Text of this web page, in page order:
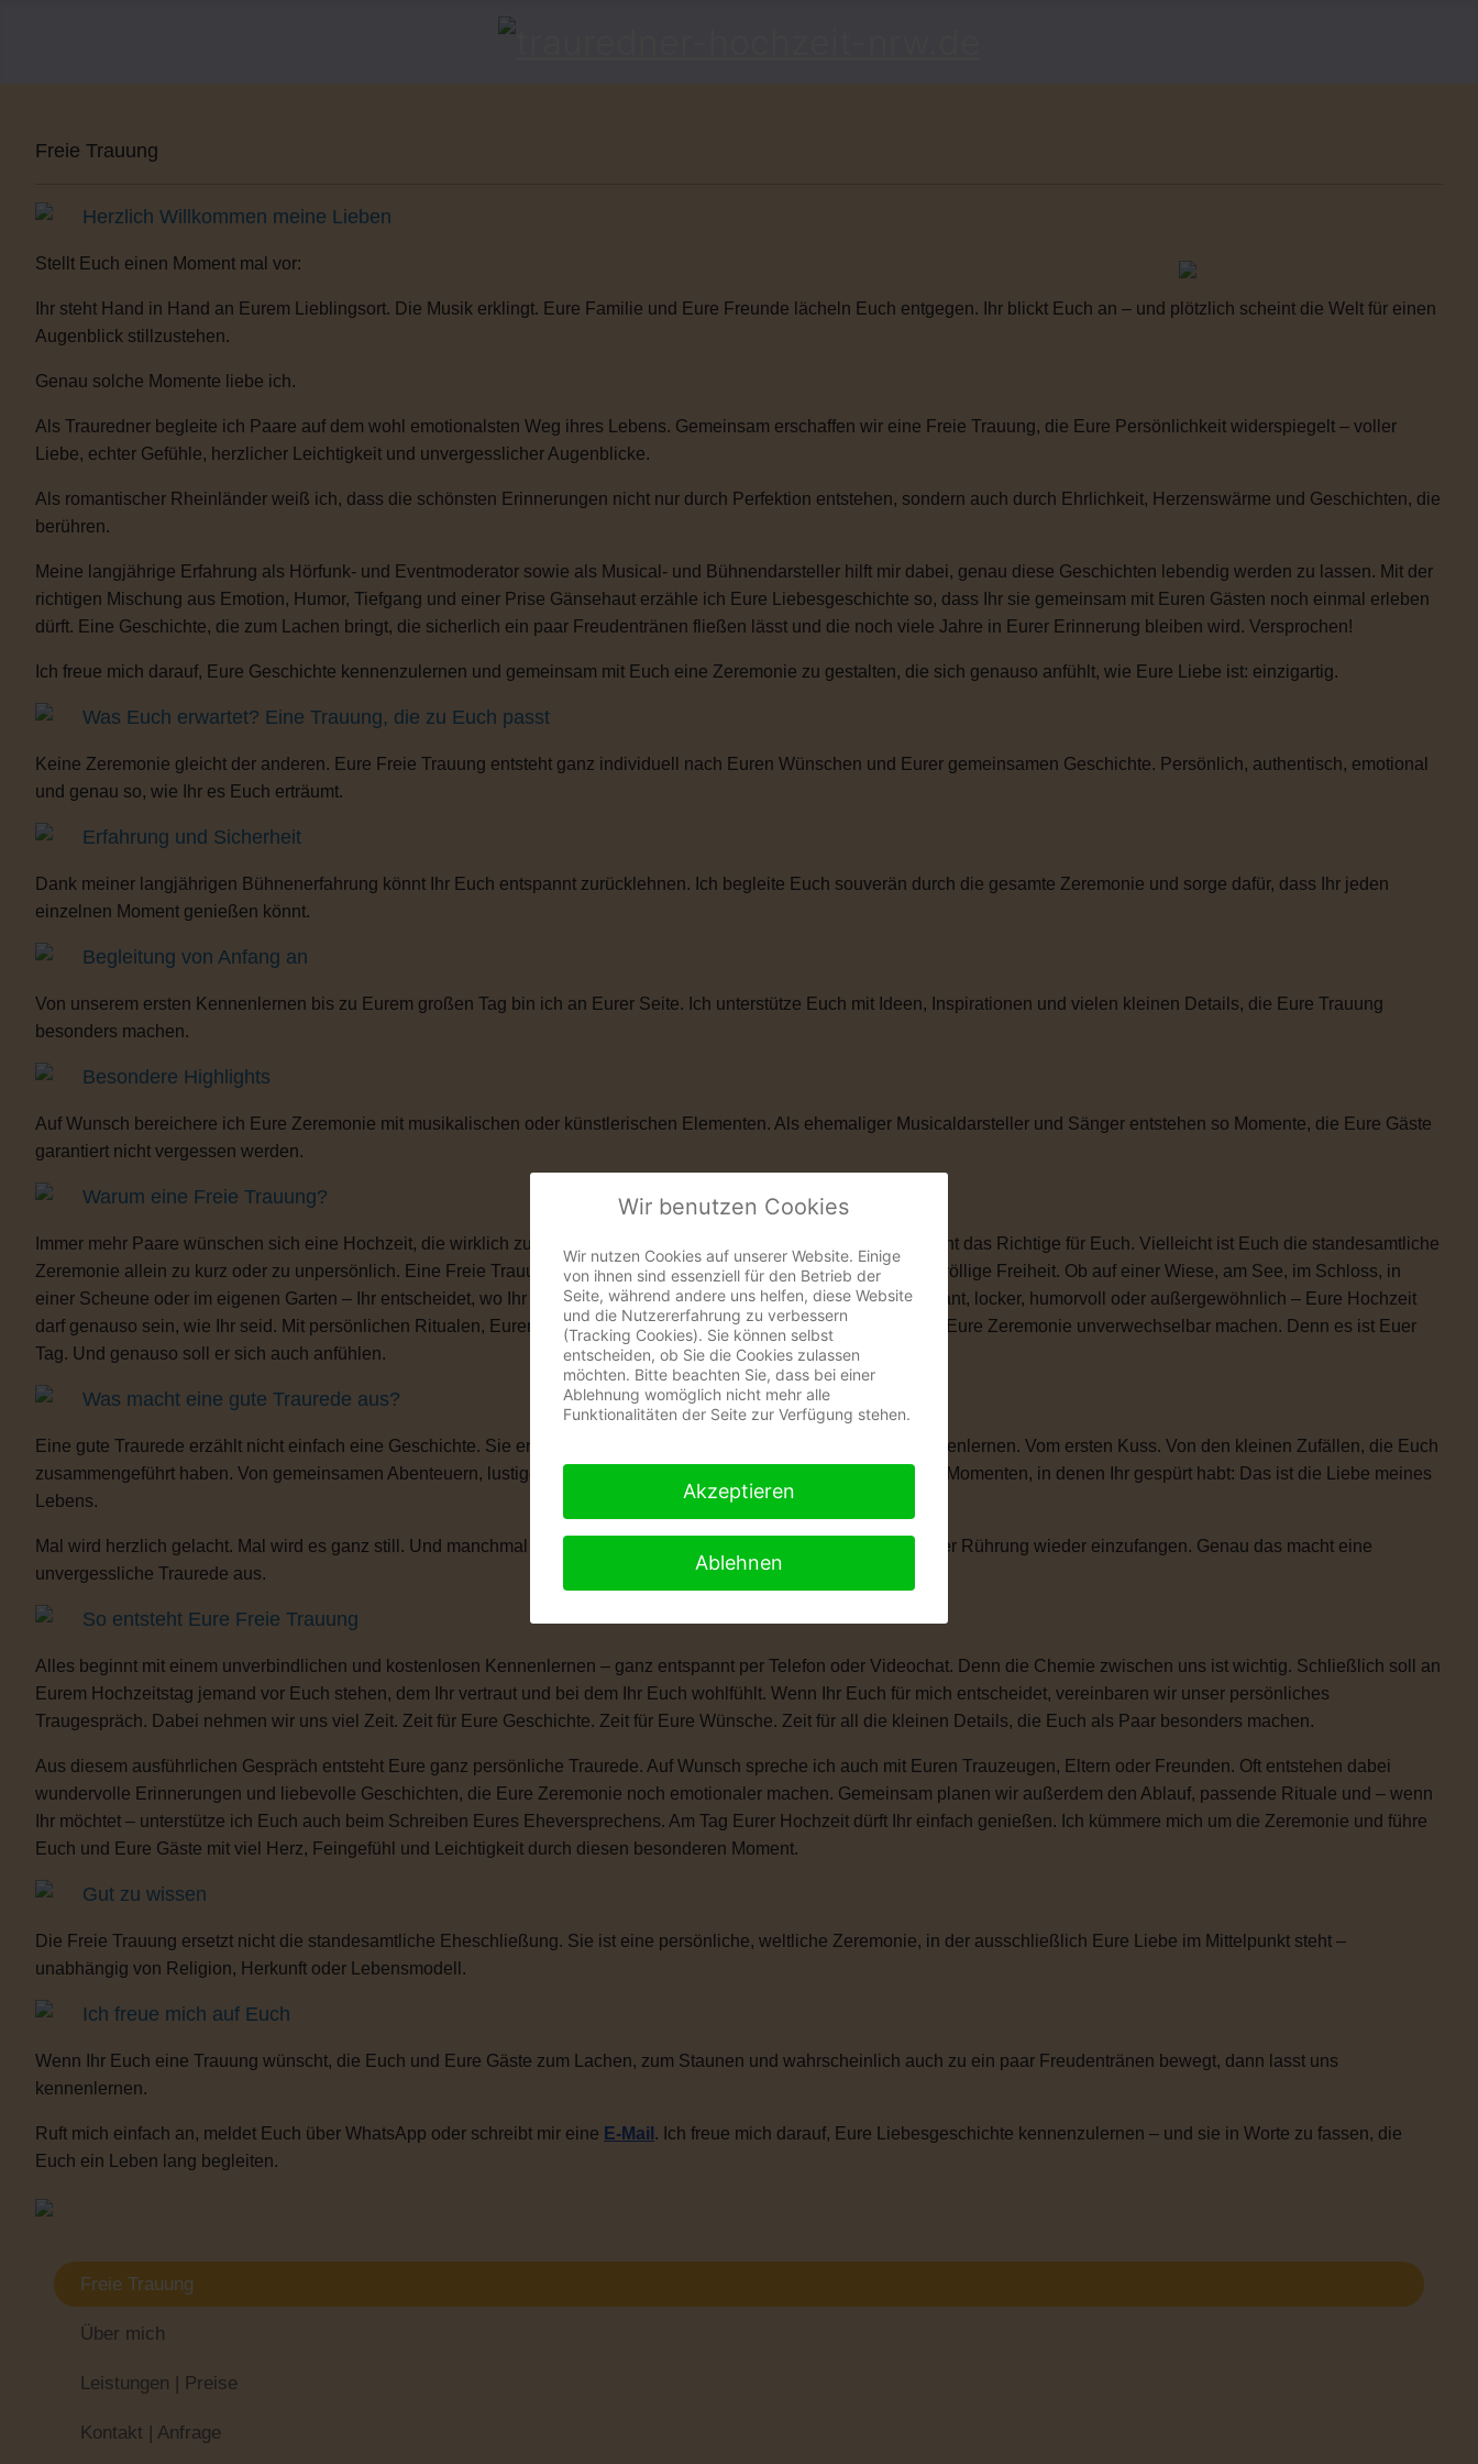
Freie Trauung
Über mich
Leistungen | Preise
Kontakt | Anfrage
Freie Trauung
Herzlich Willkommen meine Lieben
Stellt Euch einen Moment mal vor:
Ihr steht Hand in Hand an Eurem Lieblingsort. Die Musik erklingt. Eure Familie und Eure Freunde lächeln Euch entgegen. Ihr blickt Euch an – und plötzlich scheint die Welt für einen
Augenblick stillzustehen.
Genau solche Momente liebe ich.
Als Trauredner begleite ich Paare auf dem wohl emotionalsten Weg ihres Lebens. Gemeinsam erschaffen wir eine Freie Trauung, die Eure Persönlichkeit widerspiegelt – voller
Liebe, echter Gefühle, herzlicher Leichtigkeit und unvergesslicher Augenblicke.
Als romantischer Rheinländer weiß ich, dass die schönsten Erinnerungen nicht nur durch Perfektion entstehen, sondern auch durch Ehrlichkeit, Herzenswärme und Geschichten, die
berühren.
Meine langjährige Erfahrung als Hörfunk- und Eventmoderator sowie als Musical- und Bühnendarsteller hilft mir dabei, genau diese Geschichten lebendig werden zu lassen. Mit der
richtigen Mischung aus Emotion, Humor, Tiefgang und einer Prise Gänsehaut erzähle ich Eure Liebesgeschichte so, dass Ihr sie gemeinsam mit Euren Gästen noch einmal erleben
dürft. Eine Geschichte, die zum Lachen bringt, die sicherlich ein paar Freudentränen fließen lässt und die noch viele Jahre in Eurer Erinnerung bleiben wird. Versprochen!
Ich freue mich darauf, Eure Geschichte kennenzulernen und gemeinsam mit Euch eine Zeremonie zu gestalten, die sich genauso anfühlt, wie Eure Liebe ist: einzigartig.
Was Euch erwartet? Eine Trauung, die zu Euch passt
Keine Zeremonie gleicht der anderen. Eure Freie Trauung entsteht ganz individuell nach Euren Wünschen und Eurer gemeinsamen Geschichte. Persönlich, authentisch, emotional
und genau so, wie Ihr es Euch erträumt.
Erfahrung und Sicherheit
Dank meiner langjährigen Bühnenerfahrung könnt Ihr Euch entspannt zurücklehnen. Ich begleite Euch souverän durch die gesamte Zeremonie und sorge dafür, dass Ihr jeden
einzelnen Moment genießen könnt.
Begleitung von Anfang an
Von unserem ersten Kennenlernen bis zu Eurem großen Tag bin ich an Eurer Seite. Ich unterstütze Euch mit Ideen, Inspirationen und vielen kleinen Details, die Eure Trauung
besonders machen.
Besondere Highlights
Auf Wunsch bereichere ich Eure Zeremonie mit musikalischen oder künstlerischen Elementen. Als ehemaliger Musicaldarsteller und Sänger entstehen so Momente, die Eure Gäste
garantiert nicht vergessen werden.
Warum eine Freie Trauung?
Immer mehr Paare wünschen sich eine Hochzeit, die wirklich zu ihnen passt. Vielleicht ist eine kirchliche Trauung nicht das Richtige für Euch. Vielleicht ist Euch die standesamtliche
Zeremonie allein zu kurz oder zu unpersönlich. Eine Freie Trauung schenkt Euch genau das, was Ihr Euch wünscht: völlige Freiheit. Ob auf einer Wiese, am See, im Schloss, in
einer Scheune oder im eigenen Garten – Ihr entscheidet, wo Ihr Euch das Ja-Wort gebt. Ob romantisch, modern, elegant, locker, humorvoll oder außergewöhnlich – Eure Hochzeit
darf genauso sein, wie Ihr seid. Mit persönlichen Ritualen, Eurem Eheversprechen und vielen kleinen Momenten, die Eure Zeremonie unverwechselbar machen. Denn es ist Euer
Tag. Und genauso soll er sich auch anfühlen.
Was macht eine gute Traurede aus?
Eine gute Traurede erzählt nicht einfach eine Geschichte. Sie erzählt Eure Liebesgeschichte. Von Eurem ersten Kennenlernen. Vom ersten Kuss. Von den kleinen Zufällen, die Euch
zusammengeführt haben. Von gemeinsamen Abenteuern, lustigen Anekdoten, besonderen Erinnerungen und all den Momenten, in denen Ihr gespürt habt: Das ist die Liebe meines
Lebens.
Mal wird herzlich gelacht. Mal wird es ganz still. Und manchmal braucht man einen kleinen Moment, um die Tränen der Rührung wieder einzufangen. Genau das macht eine
unvergessliche Traurede aus.
So entsteht Eure Freie Trauung
Alles beginnt mit einem unverbindlichen und kostenlosen Kennenlernen – ganz entspannt per Telefon oder Videochat. Denn die Chemie zwischen uns ist wichtig. Schließlich soll an
Eurem Hochzeitstag jemand vor Euch stehen, dem Ihr vertraut und bei dem Ihr Euch wohlfühlt. Wenn Ihr Euch für mich entscheidet, vereinbaren wir unser persönliches
Traugespräch. Dabei nehmen wir uns viel Zeit. Zeit für Eure Geschichte. Zeit für Eure Wünsche. Zeit für all die kleinen Details, die Euch als Paar besonders machen.
Aus diesem ausführlichen Gespräch entsteht Eure ganz persönliche Traurede. Auf Wunsch spreche ich auch mit Euren Trauzeugen, Eltern oder Freunden. Oft entstehen dabei
wundervolle Erinnerungen und liebevolle Geschichten, die Eure Zeremonie noch emotionaler machen. Gemeinsam planen wir außerdem den Ablauf, passende Rituale und – wenn
Ihr möchtet – unterstütze ich Euch auch beim Schreiben Eures Eheversprechens. Am Tag Eurer Hochzeit dürft Ihr einfach genießen. Ich kümmere mich um die Zeremonie und führe
Euch und Eure Gäste mit viel Herz, Feingefühl und Leichtigkeit durch diesen besonderen Moment.
Gut zu wissen
Die Freie Trauung ersetzt nicht die standesamtliche Eheschließung. Sie ist eine persönliche, weltliche Zeremonie, in der ausschließlich Eure Liebe im Mittelpunkt steht –
unabhängig von Religion, Herkunft oder Lebensmodell.
Ich freue mich auf Euch
Wenn Ihr Euch eine Trauung wünscht, die Euch und Eure Gäste zum Lachen, zum Staunen und wahrscheinlich auch zu ein paar Freudentränen bewegt, dann lasst uns
kennenlernen.
Ruft mich einfach an, meldet Euch über WhatsApp oder schreibt mir eine E-Mail . Ich freue mich darauf, Eure Liebesgeschichte kennenzulernen – und sie in Worte zu fassen, die
Euch ein Leben lang begleiten.
Wir benutzen Cookies
Wir nutzen Cookies auf unserer Website. Einige
von ihnen sind essenziell für den Betrieb der
Seite, während andere uns helfen, diese Website
und die Nutzererfahrung zu verbessern
(Tracking Cookies). Sie können selbst
entscheiden, ob Sie die Cookies zulassen
möchten. Bitte beachten Sie, dass bei einer
Ablehnung womöglich nicht mehr alle
Funktionalitäten der Seite zur Verfügung stehen.
Akzeptieren
Ablehnen